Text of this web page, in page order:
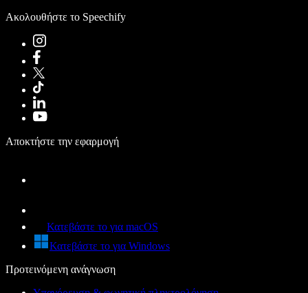
Ακολουθήστε το Speechify
Αποκτήστε την εφαρμογή
Κατεβάστε το για macOS
Κατεβάστε το για Windows
Προτεινόμενη ανάγνωση